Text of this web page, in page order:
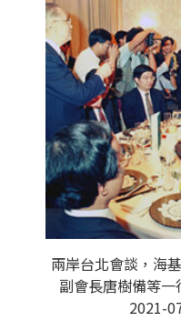
兩岸台北會談，海
副會長唐樹備等一
2021-